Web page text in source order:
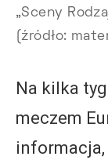
„Sceny
(źródło:
Na kilka
meczem
informacja,